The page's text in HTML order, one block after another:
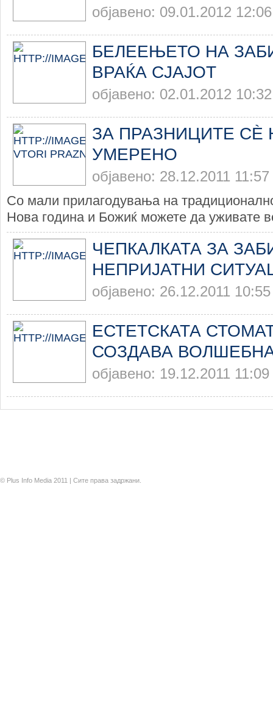
објавено: 09.01.2012 12:06
БЕЛЕЕЊЕТО НА
ВРАЌА СЈАЈОТ
објавено: 02.01.2012 10:32
ЗА ПРАЗНИЦИТЕ СЀ
УМЕРЕНО
објавено: 28.12.2011 11:57
Со мали прилагодувања на
Нова година и Божиќ можете да уживате
ЧЕПКАЛКАТА ЗА
НЕПРИЈАТНИ
објавено: 26.12.2011 10:55
ЕСТЕТСКАТА
СОЗДАВА
објавено: 19.12.2011 11:09
© Plus Info Media 2011 | Сите права задржани.